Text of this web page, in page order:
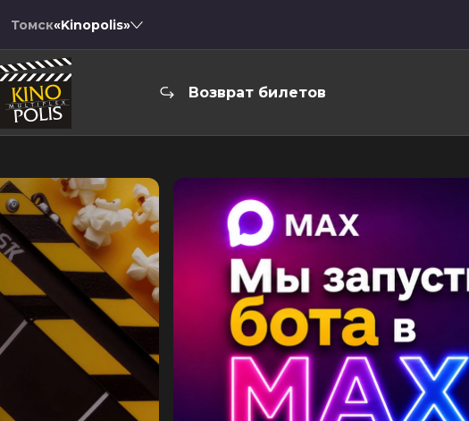
Томск«Kinopolis»
Возврат билетов